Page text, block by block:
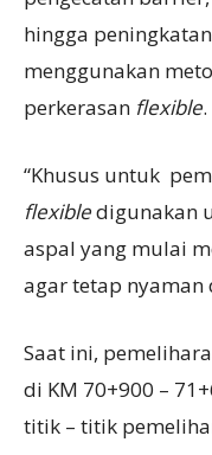
hingga
menggunakan
perkerasan flexible.
“Khusus untuk
flexibledigunakan
aspal yang mulai
agar tetap
Saat ini,
di KM 70+900 –
titik – titik